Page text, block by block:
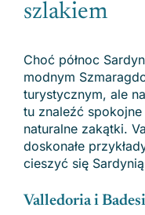
szlakiem
Choć północ
modnym
turystycznym, ale
tu znaleźć
naturalne zakątki.
doskonałe
cieszyć się
Valledoria i Badesi